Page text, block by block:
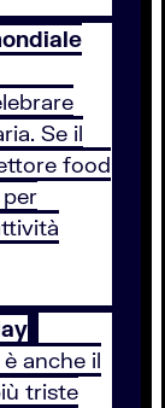
Se il
food
anche il
triste